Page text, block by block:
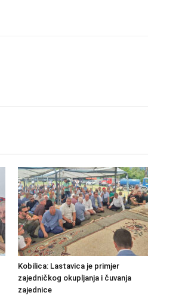
Kobilica: Lastavica je primjer
zajedničkog okupljanja i čuvanja
zajednice